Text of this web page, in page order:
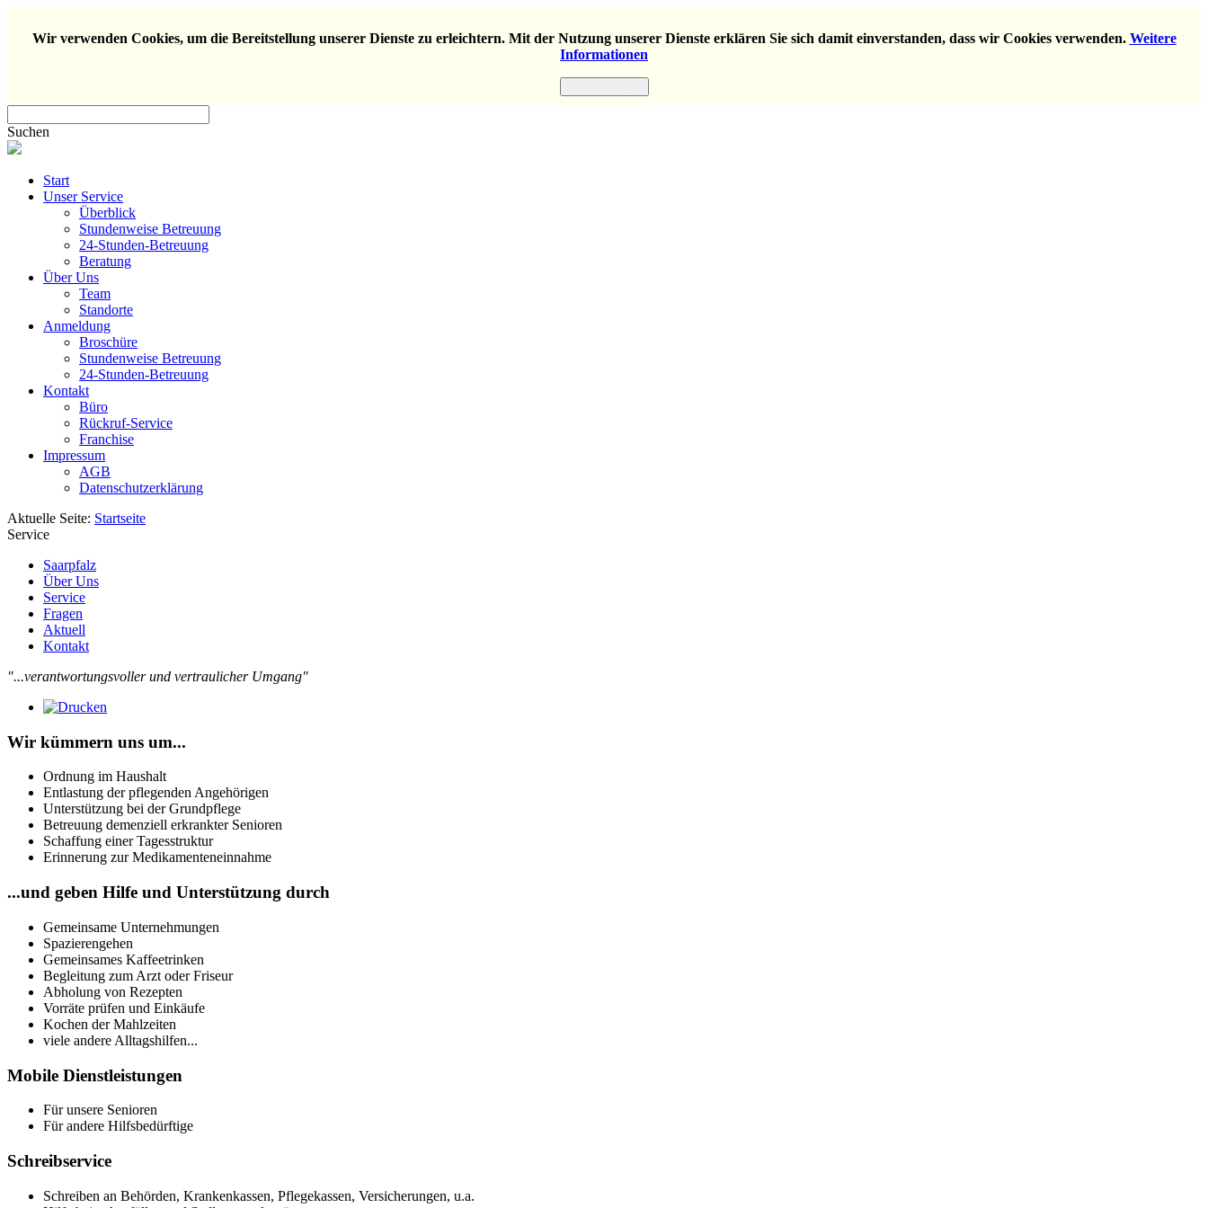
Wir verwenden Cookies, um die Bereitstellung unserer Dienste zu erleichtern. Mit der Nutzung unserer Dienste erklären Sie sich damit einverstanden, dass wir Cookies verwenden. Weitere
Informationen
Suchen
Start
Unser Service
Überblick
Stundenweise Betreuung
24-Stunden-Betreuung
Beratung
Über Uns
Team
Standorte
Anmeldung
Broschüre
Stundenweise Betreuung
24-Stunden-Betreuung
Kontakt
Büro
Rückruf-Service
Franchise
Impressum
AGB
Datenschutzerklärung
Aktuelle Seite: Startseite
Service
Saarpfalz
Über Uns
Service
Fragen
Aktuell
Kontakt
"...verantwortungsvoller und vertraulicher Umgang"
Wir kümmern uns um...
Ordnung im Haushalt
Entlastung der pflegenden Angehörigen
Unterstützung bei der Grundpflege
Betreuung demenziell erkrankter Senioren
Schaffung einer Tagesstruktur
Erinnerung zur Medikamenteneinnahme
...und geben Hilfe und Unterstützung durch
Gemeinsame Unternehmungen
Spazierengehen
Gemeinsames Kaffeetrinken
Begleitung zum Arzt oder Friseur
Abholung von Rezepten
Vorräte prüfen und Einkäufe
Kochen der Mahlzeiten
viele andere Alltagshilfen...
Mobile Dienstleistungen
Für unsere Senioren
Für andere Hilfsbedürftige
Schreibservice
Schreiben an Behörden, Krankenkassen, Pflegekassen, Versicherungen, u.a.